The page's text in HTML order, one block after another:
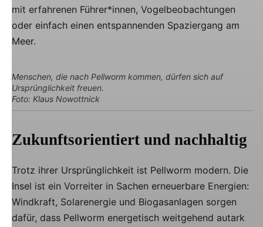
mit erfahrenen Führer*innen, Vogelbeobachtungen
oder einfach einen entspannenden Spaziergang am
Meer.
Menschen, die nach Pellworm kommen, dürfen sich auf
Ursprünglichkeit freuen.
Foto: Klaus Nowottnick
Zukunftsorientiert und nachhaltig
Trotz ihrer Ursprünglichkeit ist Pellworm modern. Die
Insel ist ein Vorreiter in Sachen erneuerbare Energien:
Windkraft, Solarenergie und Biogasanlagen sorgen
dafür, dass Pellworm energetisch weitgehend autark